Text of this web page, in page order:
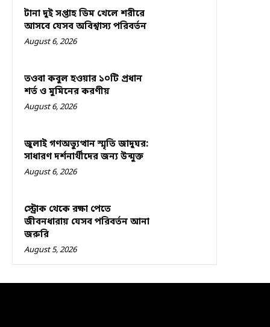
টানা দুই সপ্তাহ ডিম খেলে শরীরে
আসবে যেসব অবিশ্বাস্য পরিবর্তন
August 6, 2026
তওবা কবুল হওয়ার ১০টি প্রধান
শর্ত ও মুমিনের করণীয়
August 6, 2026
জুলাই গণঅভ্যুত্থান স্মৃতি জাদুঘর:
সাধারণ দর্শনার্থীদের জন্য উন্মুক্ত
August 6, 2026
স্ট্রোক থেকে রক্ষা পেতে
জীবনধারায় যেসব পরিবর্তন আনা
জরুরি
August 5, 2026